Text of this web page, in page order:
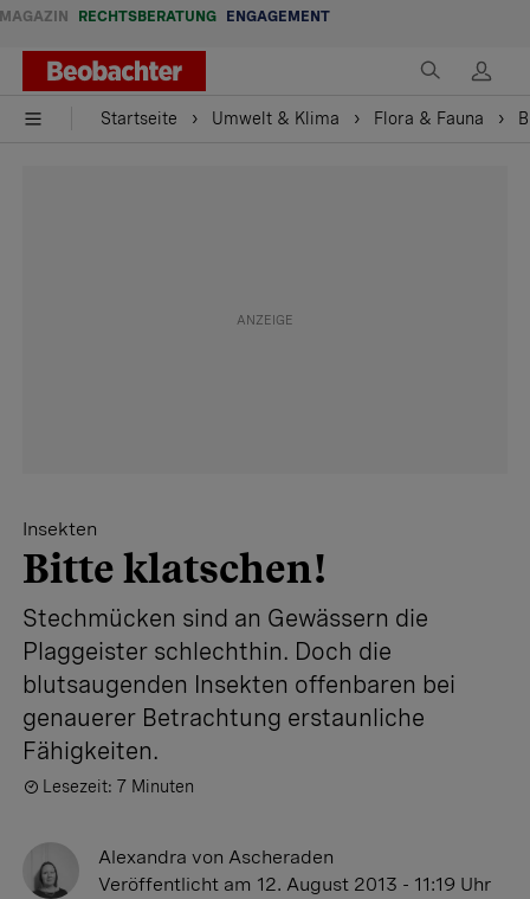
MAGAZIN RECHTSBERATUNG ENGAGEMENT
Startseite Umwelt & Klima Flora & Fauna
Insekten
Bitte klatschen!
Stechmücken sind an Gewässern die
Plaggeister schlechthin. Doch die
blutsaugenden Insekten offenbaren bei
genauerer Betrachtung erstaunliche
Fähigkeiten.
Lesezeit: 7 Minuten
Alexandra von Ascheraden
Veröffentlicht am 12. August 2013 - 11:19 Uhr